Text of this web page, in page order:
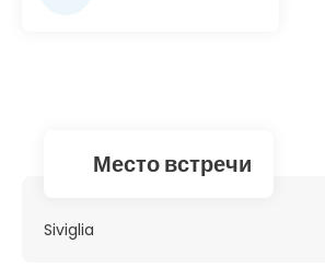
Место встречи
Siviglia